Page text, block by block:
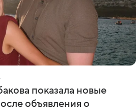
показала новые
объявления о